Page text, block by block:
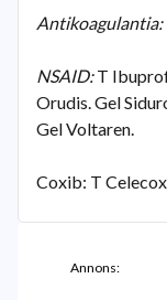
Antikoagulantia:
NSAID:T
Orudis. Gel
Gel Voltaren.
Coxib: T
Annons: